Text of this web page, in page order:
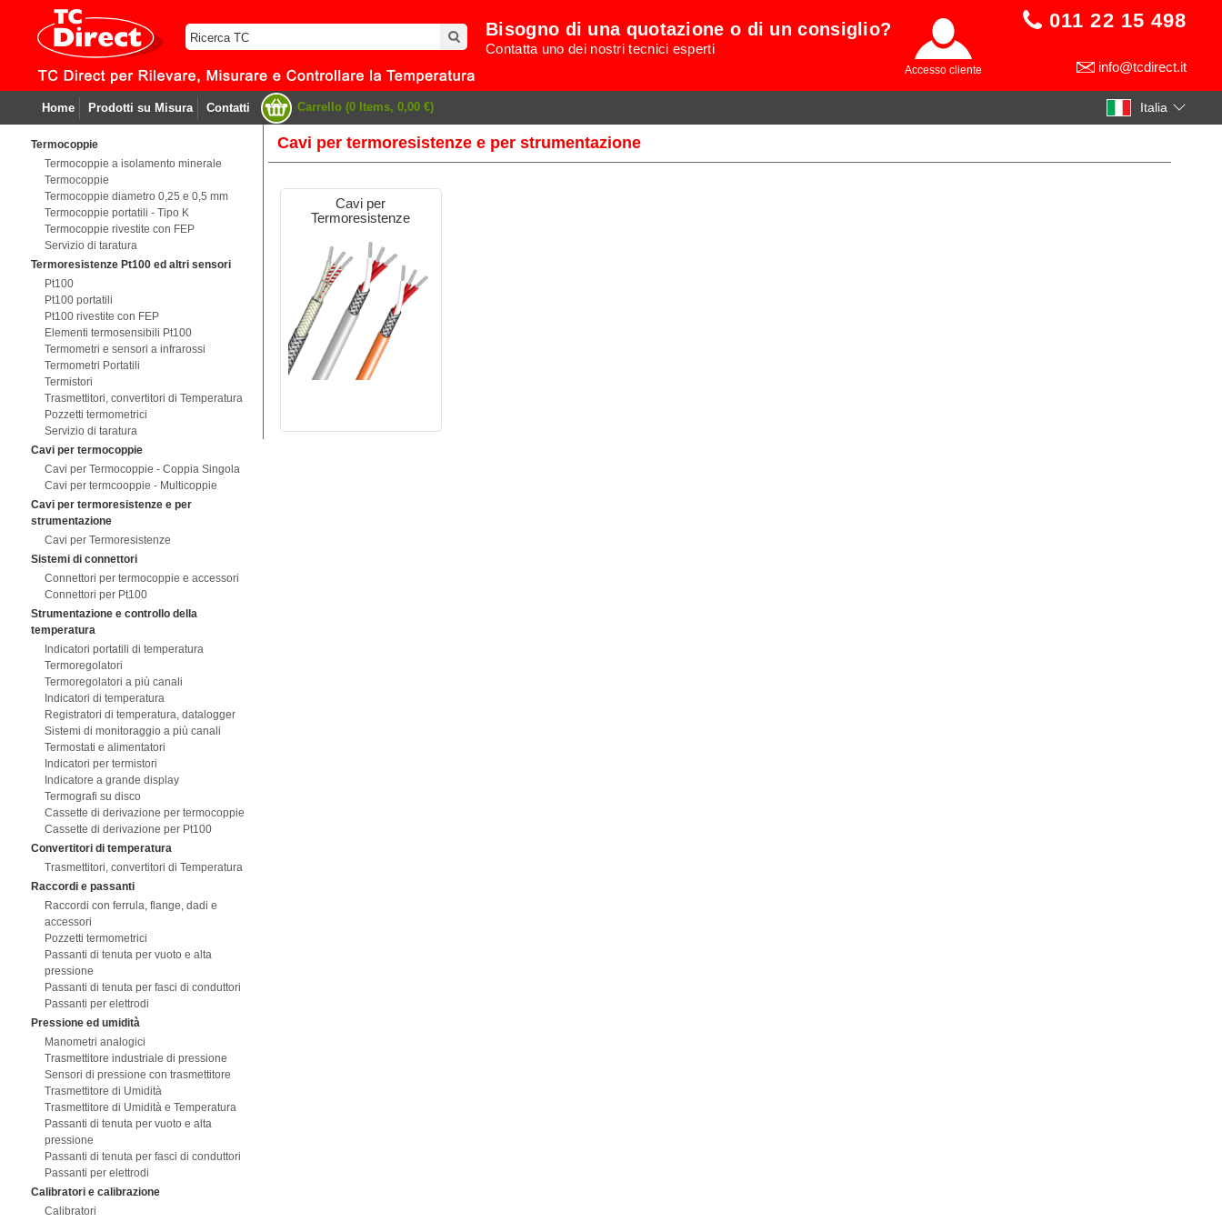
Italia
011 22 15 498
info@tcdirect.it
Accesso cliente
Bisogno di una quotazione o di un consiglio?
Contatta uno dei nostri tecnici esperti
Home Prodotti su Misura Contatti Carrello (0 Items, 0,00 €)
Termocoppie
Termocoppie a isolamento minerale
Termocoppie
Termocoppie diametro 0,25 e 0,5 mm
Termocoppie portatili - Tipo K
Termocoppie rivestite con FEP
Servizio di taratura
Termoresistenze Pt100 ed altri sensori
Pt100
Pt100 portatili
Pt100 rivestite con FEP
Elementi termosensibili Pt100
Termometri e sensori a infrarossi
Termometri Portatili
Termistori
Trasmettitori, convertitori di Temperatura
Pozzetti termometrici
Servizio di taratura
Cavi per termocoppie
Cavi per Termocoppie - Coppia Singola
Cavi per termcooppie - Multicoppie
Cavi per termoresistenze e per
strumentazione
Cavi per Termoresistenze
Sistemi di connettori
Connettori per termocoppie e accessori
Connettori per Pt100
Strumentazione e controllo della
temperatura
Indicatori portatili di temperatura
Termoregolatori
Termoregolatori a più canali
Indicatori di temperatura
Registratori di temperatura, datalogger
Sistemi di monitoraggio a più canali
Termostati e alimentatori
Indicatori per termistori
Indicatore a grande display
Termografi su disco
Cassette di derivazione per termocoppie
Cassette di derivazione per Pt100
Convertitori di temperatura
Trasmettitori, convertitori di Temperatura
Raccordi e passanti
Raccordi con ferrula, flange, dadi e
accessori
Pozzetti termometrici
Passanti di tenuta per vuoto e alta
pressione
Passanti di tenuta per fasci di conduttori
Passanti per elettrodi
Pressione ed umidità
Manometri analogici
Trasmettitore industriale di pressione
Sensori di pressione con trasmettitore
Trasmettitore di Umidità
Trasmettitore di Umidità e Temperatura
Passanti di tenuta per vuoto e alta
pressione
Passanti di tenuta per fasci di conduttori
Passanti per elettrodi
Calibratori e calibrazione
Calibratori
Cavi per termoresistenze e per strumentazione
Cavi per
Termoresistenze